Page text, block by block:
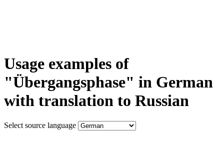
Usage examples of
"Übergangsphase" in German
with translation to Russian
Select source language